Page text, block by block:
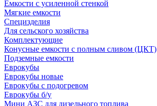
Емкости с усиленной стенкой
Мягкие емкости
Специзделия
Для сельского хозяйства
Комплектующие
Конусные емкости с полным сливом (ЦКТ)
Подземные емкости
Еврокубы
Еврокубы новые
Еврокубы с подогревом
Еврокубы б/у
Мини АЗС для дизельного топлива